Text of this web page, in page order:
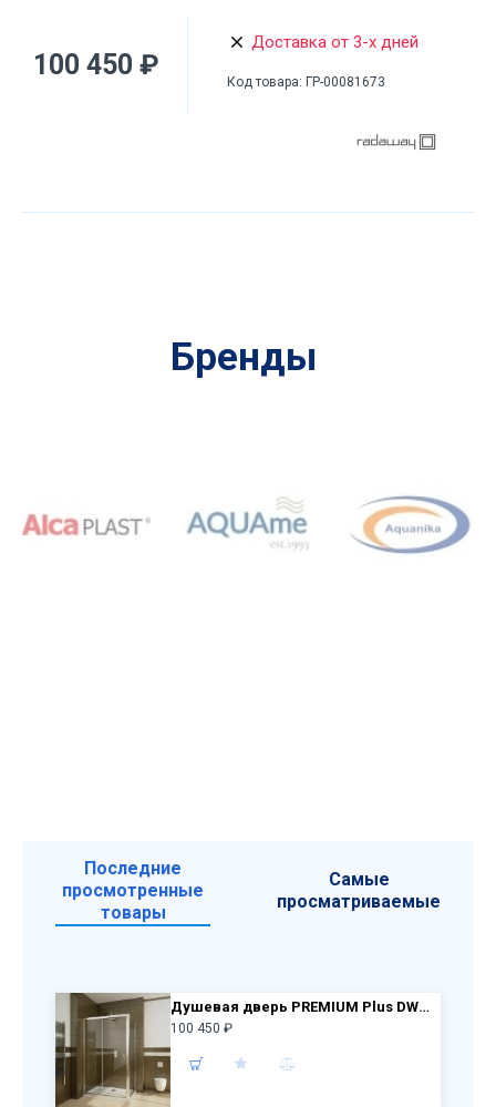
100 450 ₽
Доставка от 3-х дней
Код товара: ГР-00081673
Бренды
Последние
просмотренные
товары
Самые
просматриваемые
Душевая дверь PREMIUM Plus DWJ 150 33343-01-01N + S100 33423-01-01N прозр стекло
100 450 ₽